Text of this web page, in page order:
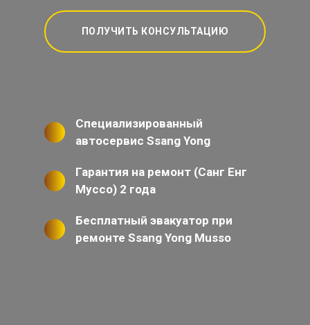
ПОЛУЧИТЬ КОНСУЛЬТАЦИЮ
Специализированный
автосервис Ssang Yong
Гарантия на ремонт (Санг Енг
Муссо) 2 года
Бесплатный эвакуатор при
ремонте Ssang Yong Musso